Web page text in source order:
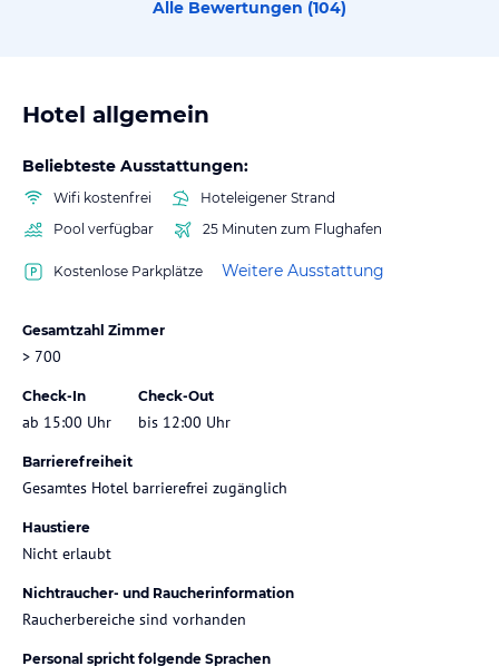
Alle Bewertungen (104)
Hotel allgemein
Beliebteste Ausstattungen:
Wifi kostenfrei
Hoteleigener Strand
Pool verfügbar
25 Minuten zum Flughafen
Kostenlose Parkplätze Weitere Ausstattung
Gesamtzahl Zimmer
> 700
Check-In
ab 15:00 Uhr
Check-Out
bis 12:00 Uhr
Barrierefreiheit
Gesamtes Hotel barrierefrei zugänglich
Haustiere
Nicht erlaubt
Nichtraucher- und Raucherinformation
Raucherbereiche sind vorhanden
Personal spricht folgende Sprachen